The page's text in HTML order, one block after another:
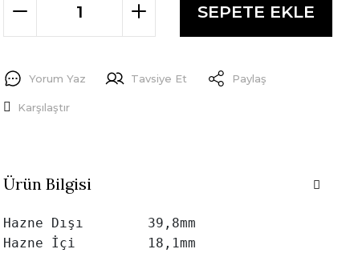
SEPETE EKLE
Yorum Yaz Tavsiye Et Paylaş
Karşılaştır
Ürün Bilgisi
Hazne Dışı        39,8mm
Hazne İçi         18,1mm